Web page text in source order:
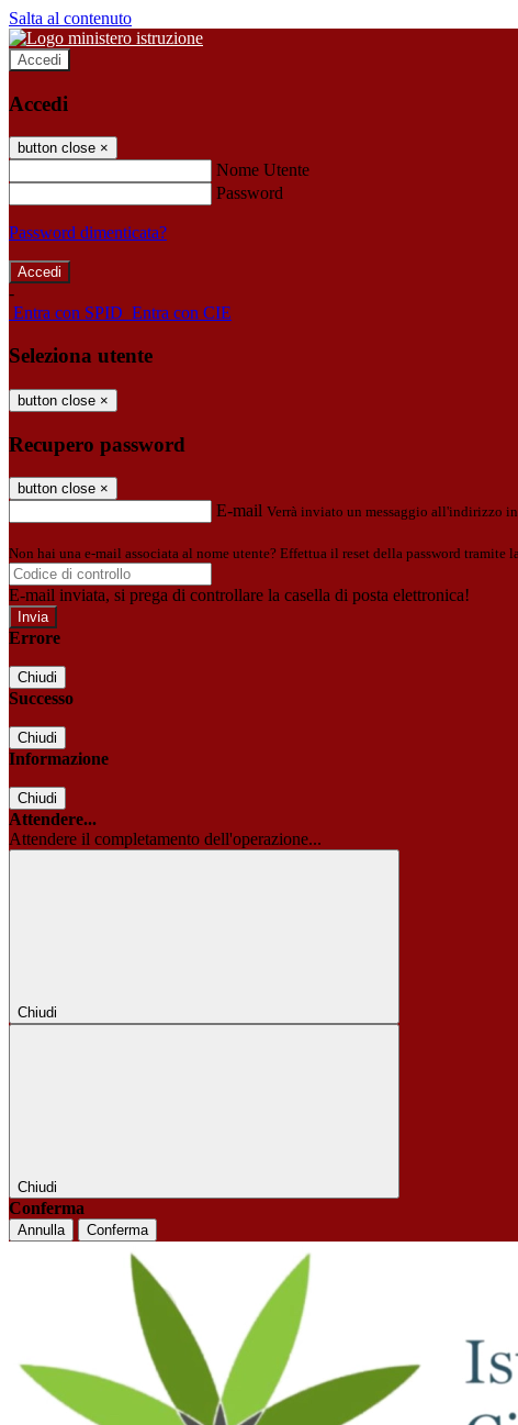
Salta al contenuto
Accedi
Accedi
button close ×
Nome Utente
Password
Password dimenticata?
-
Entra con SPID Entra con CIE
Seleziona utente
button close ×
Recupero password
button close ×
E-mail Verrà inviato un messaggio all'indirizzo
Non hai una e-mail associata al nome utente? Effettua il reset della password tramite
E-mail inviata, si prega di controllare la casella di posta elettronica!
Errore
Chiudi
Successo
Chiudi
Informazione
Chiudi
Attendere...
Attendere il completamento dell'operazione...
Chiudi
Chiudi
Conferma
Annulla Conferma